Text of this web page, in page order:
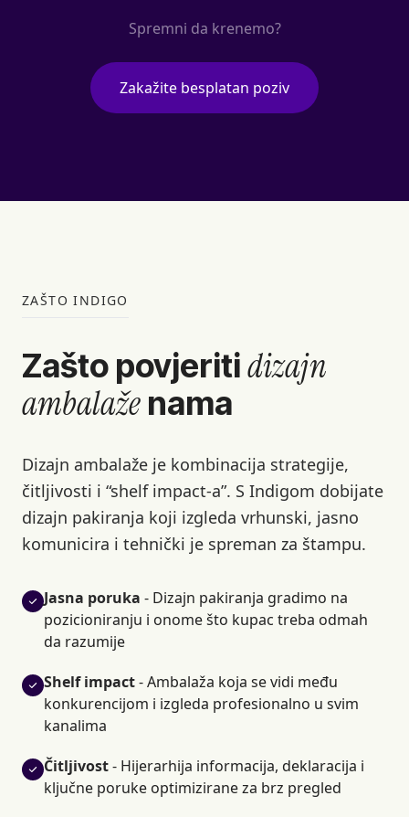
Spremni da krenemo?
Zakažite besplatan poziv
ZAŠTO INDIGO
Zašto povjeritidizajn
ambalaže nama
Dizajn ambalaže je kombinacija strategije,
čitljivosti i “shelf impact-a”. S Indigom dobijate
dizajn pakiranja koji izgleda vrhunski, jasno
komunicira i tehnički je spreman za štampu.
Jasna poruka - Dizajn pakiranja gradimo na
pozicioniranju i onome što kupac treba odmah
da razumije
Shelf impact- Ambalaža koja se vidi među
konkurencijom i izgleda profesionalno u svim
kanalima
Čitljivost- Hijerarhija informacija, deklaracija i
ključne poruke optimizirane za brz pregled